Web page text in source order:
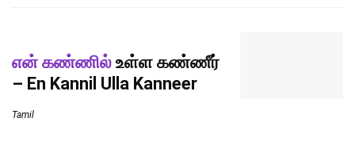
என் கண்ணில் உள்ள கண்ணீர்
– En Kannil Ulla Kanneer
Tamil